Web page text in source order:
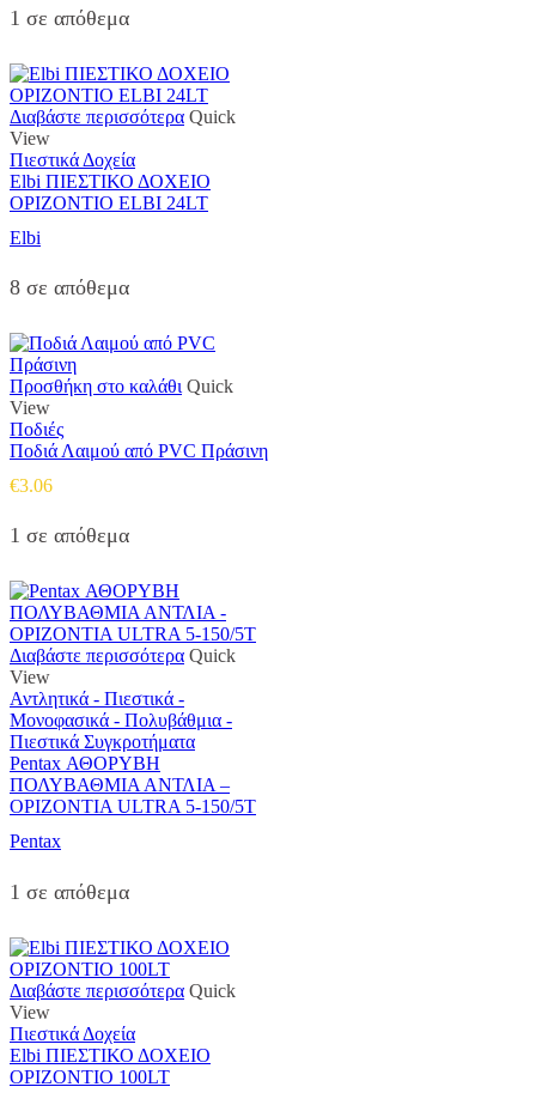
1 σε απόθεμα
Διαβάστε περισσότερα Quick
View
Πιεστικά Δοχεία
Elbi ΠΙΕΣΤΙΚΟ ΔΟΧΕΙΟ
ΟΡΙΖΟΝΤΙΟ ELBI 24LT
Elbi
8 σε απόθεμα
Προσθήκη στο καλάθι Quick
View
Ποδιές
Ποδιά Λαιμού από PVC Πράσινη
€3.06
1 σε απόθεμα
Διαβάστε περισσότερα Quick
View
Αντλητικά - Πιεστικά -
Μονοφασικά - Πολυβάθμια -
Πιεστικά Συγκροτήματα
Pentax ΑΘΟΡΥΒΗ
ΠΟΛΥΒΑΘΜΙΑ ΑΝΤΛΙΑ –
ΟΡΙΖΟΝΤΙΑ ULTRA 5-150/5T
Pentax
1 σε απόθεμα
Διαβάστε περισσότερα Quick
View
Πιεστικά Δοχεία
Elbi ΠΙΕΣΤΙΚΟ ΔΟΧΕΙΟ
ΟΡΙΖΟΝΤΙΟ 100LT